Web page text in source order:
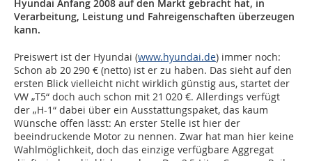
Hyundai Anfang 2008 auf den Markt gebracht hat, in
Verarbeitung, Leistung und Fahreigenschaften überzeugen
kann.
Preiswert ist der Hyundai (www.hyundai.de) immer noch:
Schon ab 20 290 € (netto) ist er zu haben. Das sieht auf den
ersten Blick vielleicht nicht wirklich günstig aus, startet der
VW „T5“ doch auch schon mit 21 020 €. Allerdings verfügt
der „H-1“ dabei über ein Ausstattungspaket, das kaum
Wünsche offen lässt: An erster Stelle ist hier der
beeindruckende Motor zu nennen. Zwar hat man hier keine
Wahlmöglichkeit, doch das einzige verfügbare Aggregat